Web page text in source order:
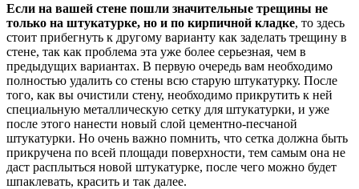
Если на вашей стене пошли значительные трещины не
только на штукатурке, но и по кирпичной кладке, то здесь
стоит прибегнуть к другому варианту как заделать трещину в
стене, так как проблема эта уже более серьезная, чем в
предыдущих вариантах. В первую очередь вам необходимо
полностью удалить со стены всю старую штукатурку. После
того, как вы очистили стену, необходимо прикрутить к ней
специальную металлическую сетку для штукатурки, и уже
после этого нанести новый слой цементно-песчаной
штукатурки. Но очень важно помнить, что сетка должна быть
прикручена по всей площади поверхности, тем самым она не
даст расплыться новой штукатурке, после чего можно будет
шпаклевать, красить и так далее.